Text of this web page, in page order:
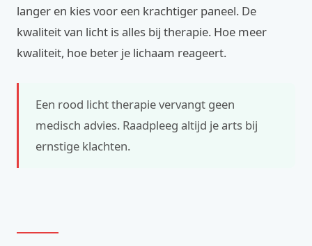
langer en kies voor een krachtiger paneel. De
kwaliteit van licht is alles bij therapie. Hoe meer
kwaliteit, hoe beter je lichaam reageert.
Een rood licht therapie vervangt geen
medisch advies. Raadpleeg altijd je arts bij
ernstige klachten.